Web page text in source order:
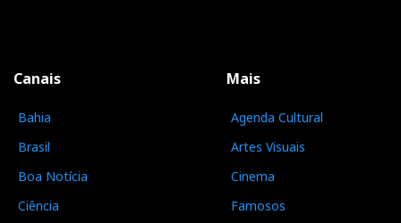
Canais
Bahia
Brasil
Boa Notícia
Ciência
Mais
Agenda Cultural
Artes Visuais
Cinema
Famosos